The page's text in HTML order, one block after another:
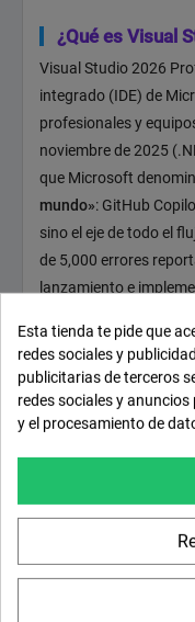
¿Qué es Visual
Visual Studio 2026
integrado (IDE) de
profesionales y
noviembre de 2025
que Microsoft
mundo»: GitHub
sino el eje de todo el
de 5,000 errores
lanzamiento e
historia de Visual
Novedades
GitHub Copilot está
del IDE: sugerencias
Agente Profilery
modo agente
Esta tienda te pide que
redes sociales y
publicitarias de terceros
redes sociales y
y el procesamiento de